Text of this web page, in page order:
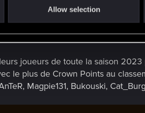
Allow selection
joueurs de toute la saison
le plus de Crown Points au
Magpie131, Bukouski,